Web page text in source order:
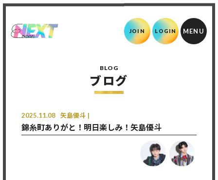
JOIN LOGIN
BLOG
ブログ
2025.11.08 矢島優斗
錦糸町ありがと！明日楽しみ！矢島優斗